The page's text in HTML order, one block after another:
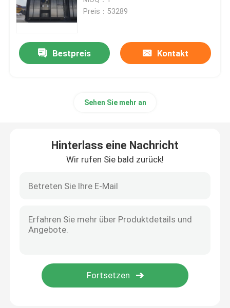
Bauaufzug
8 Tonnen schwerer Turmkranich
10 Tonnen schwerer Turmkranich
Preis：53289
Bestpreis Kontakt
Sehen Sie mehr an
Hinterlass eine Nachricht
Wir rufen Sie bald zurück!